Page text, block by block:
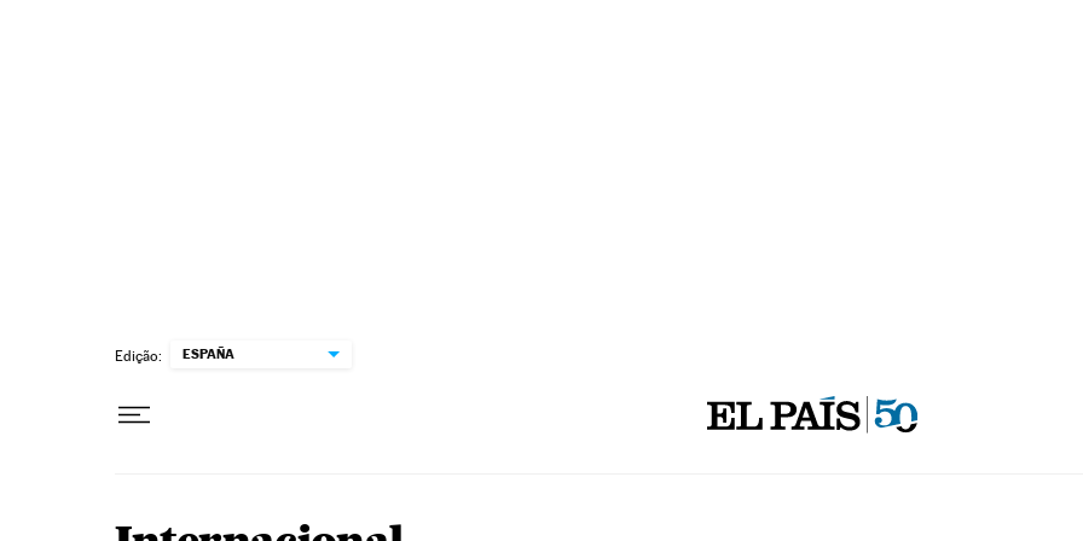
Edição: ESPAÑA